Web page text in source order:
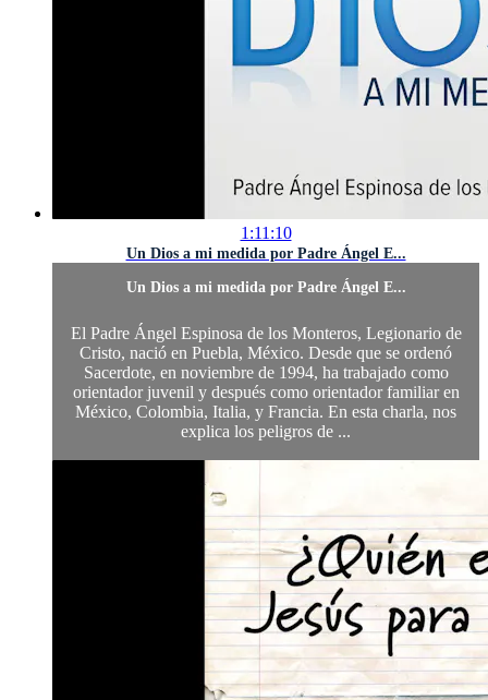
1:11:10
Un Dios a mi medida por Padre Ángel E...
Un Dios a mi medida por Padre Ángel E...
El Padre Ángel Espinosa de los Monteros, Legionario de
Cristo, nació en Puebla, México. Desde que se ordenó
Sacerdote, en noviembre de 1994, ha trabajado como
orientador juvenil y después como orientador familiar en
México, Colombia, Italia, y Francia. En esta charla, nos
explica los peligros de ...